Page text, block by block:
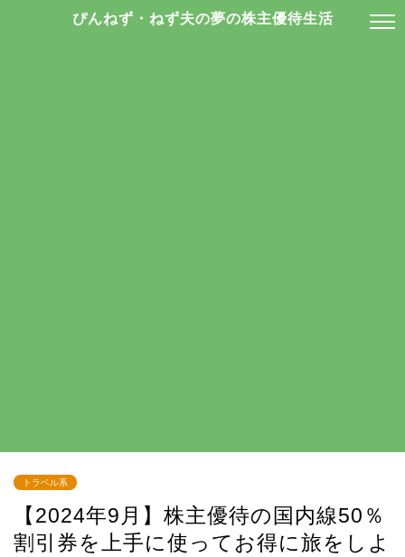
ぴんねず・ねず夫の夢の株主優待生活
トラベル系
【2024年9月】株主優待の国内線50％
割引券を上手に使ってお得に旅をしよ